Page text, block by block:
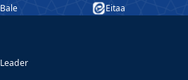
Bale Eitaa